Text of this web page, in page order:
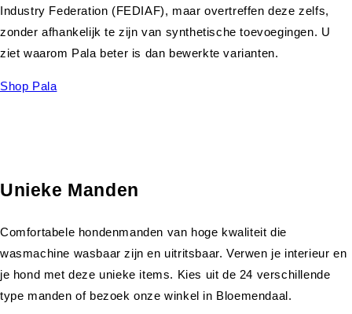
Industry Federation (FEDIAF), maar overtreffen deze zelfs,
zonder afhankelijk te zijn van synthetische toevoegingen. U
ziet waarom Pala beter is dan bewerkte varianten.
Shop Pala
Unieke Manden
Comfortabele hondenmanden van hoge kwaliteit die
wasmachine wasbaar zijn en uitritsbaar. Verwen je interieur en
je hond met deze unieke items. Kies uit de 24 verschillende
type manden of bezoek onze winkel in Bloemendaal.